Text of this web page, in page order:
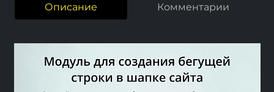
Описание Комментарии